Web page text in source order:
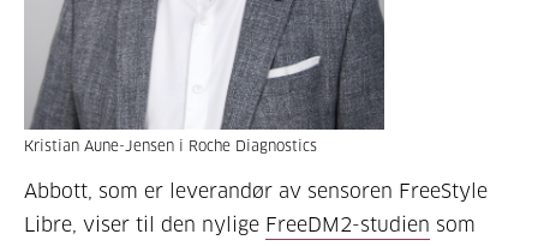
Kristian Aune-Jensen i Roche Diagnostics
Abbott, som er leverandør av sensoren FreeStyle
Libre, viser til den nylige FreeDM2-studien som